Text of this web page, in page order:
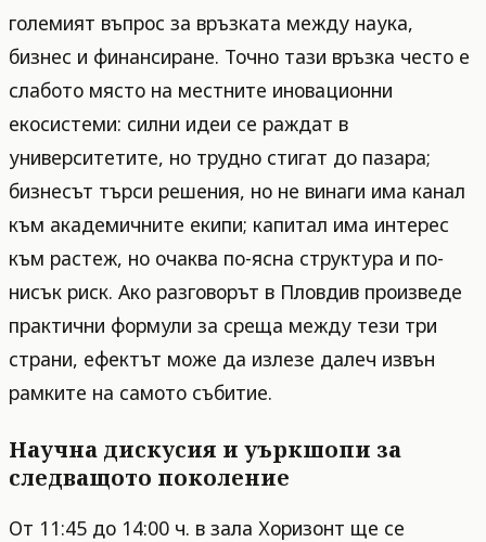
големият въпрос за връзката между наука,
бизнес и финансиране. Точно тази връзка често е
слабото място на местните иновационни
екосистеми: силни идеи се раждат в
университетите, но трудно стигат до пазара;
бизнесът търси решения, но не винаги има канал
към академичните екипи; капитал има интерес
към растеж, но очаква по-ясна структура и по-
нисък риск. Ако разговорът в Пловдив произведе
практични формули за среща между тези три
страни, ефектът може да излезе далеч извън
рамките на самото събитие.
Научна дискусия и уъркшопи за
следващото поколение
От 11:45 до 14:00 ч. в зала Хоризонт ще се